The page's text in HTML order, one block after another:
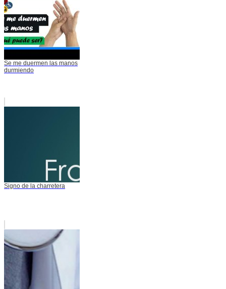
Se me duermen las manos
durmiendo
Signo de la charretera